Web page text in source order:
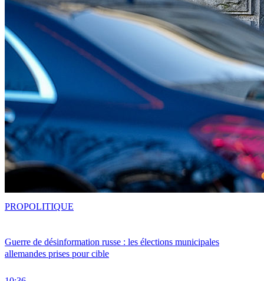
Guerre de désinformation russe : les élections municipales
allemandes prises pour cible
PROPOLITIQUE